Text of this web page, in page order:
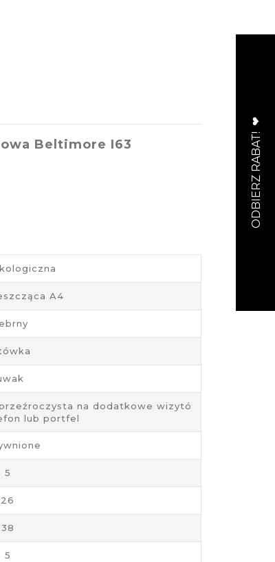
Beltimore I63
A4
na dodatkowe wizytó
lub portfel
5
26
38
5